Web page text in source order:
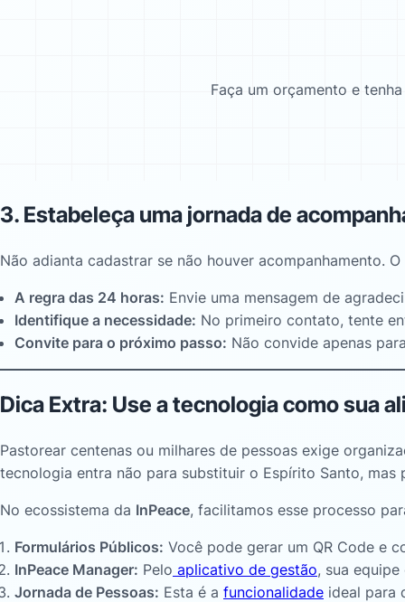
Faça um orçamento e
3. Estabeleça uma jornada de
Não adianta cadastrar se não houver acompanhamento.
A regra das 24 horas: Envie uma mensagem de
Identifique a necessidade: No primeiro contato, tente
Convite para o próximo passo: Não convide apenas
Dica Extra: Use a tecnologia como sua
Pastorear centenas ou milhares de pessoas exige
tecnologia entra não para substituir o Espírito Santo,
No ecossistema da InPeace, facilitamos esse processo
Formulários Públicos: Você pode gerar um QR Code e
InPeace Manager: Pelo aplicativo de gestão, sua
Jornada de Pessoas: Esta é a funcionalidade ideal para